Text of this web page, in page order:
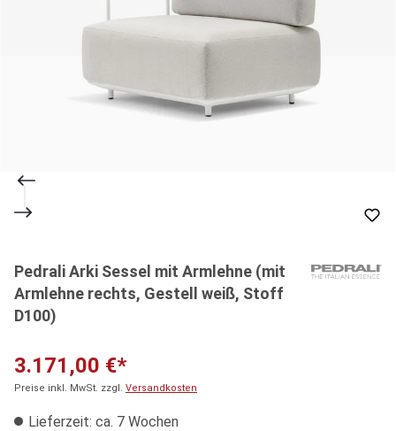
Pedrali Arki Sessel mit Armlehne (mit
Armlehne rechts, Gestell weiß, Stoff
D100)
3.171,00 €*
Preise inkl. MwSt. zzgl. Versandkosten
Lieferzeit: ca. 7 Wochen